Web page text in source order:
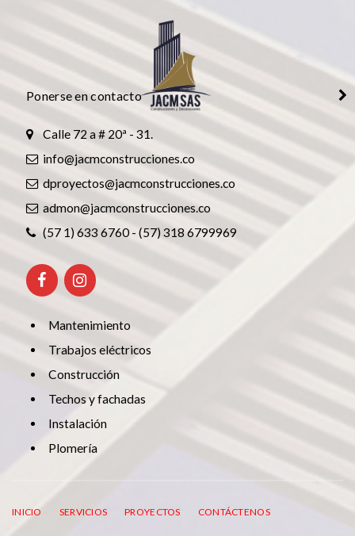
CONTINUAR
Ponerse en contacto
Calle 72 a # 20ª - 31.
info@jacmconstrucciones.co
dproyectos@jacmconstrucciones.co
admon@jacmconstrucciones.co
(57 1) 633 6760 - (57) 318 6799969
Mantenimiento
Trabajos eléctricos
Construcción
Techos y fachadas
Instalación
Plomería
INICIO SERVICIOS PROYECTOS CONTÁCTENOS